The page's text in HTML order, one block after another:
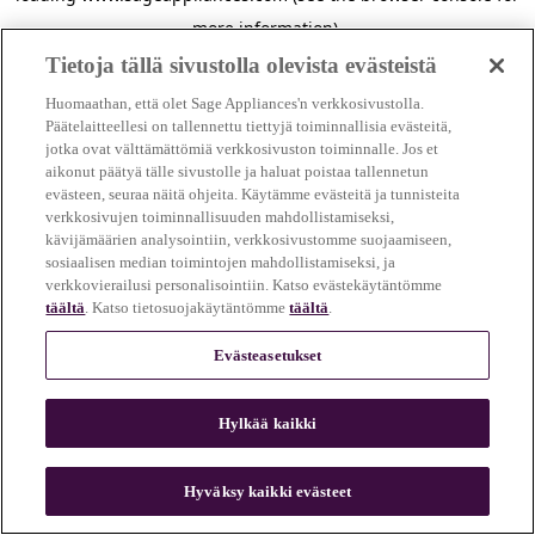
more information).
n
Tietoja tällä sivustolla olevista evästeistä
Huomaathan, että olet Sage Appliances'n verkkosivustolla.
Päätelaitteellesi on tallennettu tiettyjä toiminnallisia evästeitä,
jotka ovat välttämättömiä verkkosivuston toiminnalle. Jos et
aikonut päätyä tälle sivustolle ja haluat poistaa tallennetun
evästeen, seuraa näitä ohjeita. Käytämme evästeitä ja tunnisteita
verkkosivujen toiminnallisuuden mahdollistamiseksi,
kävijämäärien analysointiin, verkkosivustomme suojaamiseen,
sosiaalisen median toimintojen mahdollistamiseksi, ja
verkkovierailusi personalisointiin. Katso evästekäytäntömme
täältä. Katso tietosuojakäytäntömmetäältä.
Evästeasetukset
Hylkää kaikki
Hyväksy kaikki evästeet